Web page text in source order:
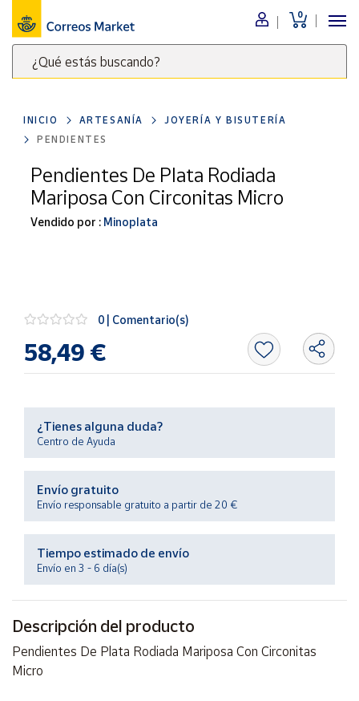
0
¿Qué estás buscando?
clave
para
buscar
productos
Correos
Menú
Nuestro
catálogo
Alimentación
Ocio y cultura
Juguetes y
juegos
Tienda de
Correos
Artesanía
Papelería
Para Canarias,
Bono
Cultural
Nuestros
novedades
de Correos
INICIO ARTESANÍA
JOYERÍA Y BISUTERÍA
PENDIENTES
Pendientes De Plata Rodiada
Mariposa Con Circonitas Micro
Vendido por : Minoplata
0 | Comentario(s)
58,49 €
¿Tienes alguna duda?
Centro de Ayuda
Envío gratuito
Envío responsable gratuito a partir de 20 €
Tiempo estimado de envío
Envío en 3 - 6 día(s)
Descripción del producto
Pendientes De Plata Rodiada Mariposa Con Circonitas
Micro